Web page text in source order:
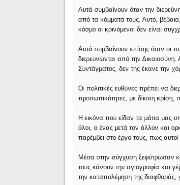
Αυτά συμβαίνουν όταν την
από τα κόμματά τους. Αυτό,
κόσμο οι κρινόμενοι δεν είναι
Αυτά συμβαίνουν επίσης όταν οι
διερευνώνται από την
Συντάγματος, δεν της έκανε την
Οι πολιτικές ευθύνες πρέπει να
προσωπικότητες, με δίκαιη κρίση,
Η εικόνα που είδαν τα μάτια μας
όλοι, ο ένας μετά τον άλλον και
παρέμβει στο έργο τους, πως
Μέσα στην σύγχυση ξεφύτρωσαν
τους κάνουν την αγιογραφία και
την καταπολέμηση της διαφθοράς,